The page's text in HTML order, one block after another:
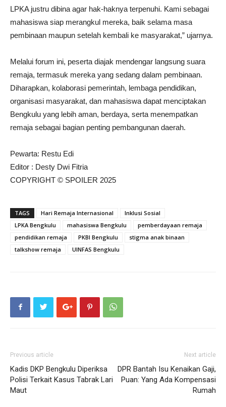
LPKA justru dibina agar hak-haknya terpenuhi. Kami sebagai
mahasiswa siap merangkul mereka, baik selama masa
pembinaan maupun setelah kembali ke masyarakat,” ujarnya.
Melalui forum ini, peserta diajak mendengar langsung suara
remaja, termasuk mereka yang sedang dalam pembinaan.
Diharapkan, kolaborasi pemerintah, lembaga pendidikan,
organisasi masyarakat, dan mahasiswa dapat menciptakan
Bengkulu yang lebih aman, berdaya, serta menempatkan
remaja sebagai bagian penting pembangunan daerah.
Pewarta: Restu Edi
Editor : Desty Dwi Fitria
COPYRIGHT © SPOILER 2025
TAGS Hari Remaja Internasional
Inklusi Sosial
LPKA Bengkulu
mahasiswa Bengkulu
pemberdayaan remaja
pendidikan remaja
PKBI Bengkulu
stigma anak binaan
talkshow remaja
UINFAS Bengkulu
Previous article
Kadis DKP Bengkulu Diperiksa
Polisi Terkait Kasus Tabrak Lari
Maut
Next article
DPR Bantah Isu Kenaikan Gaji,
Puan: Yang Ada Kompensasi
Rumah